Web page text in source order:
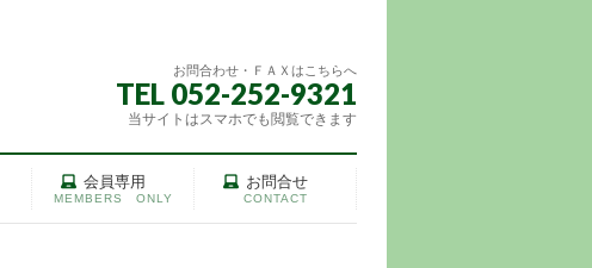
お問合わせ・ＦＡＸはこちらへ
TEL 052-252-9321
当サイトはスマホでも閲覧できます
会員専用
MEMBERS ONLY
お問合せ
CONTACT